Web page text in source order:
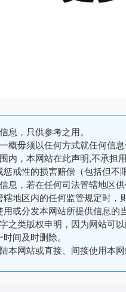
息，只供参考之用。
概毋须以任何方式就任何信
内，本网站在此声明,不承担
惩戒性的损害赔偿（包括但
息，若在任何司法管辖地区
地区内的任何监管规定时
或分发本网站所提供信息的
之类版权申明，因为网站可
间及时删除。
本网站或直接、间接使用本